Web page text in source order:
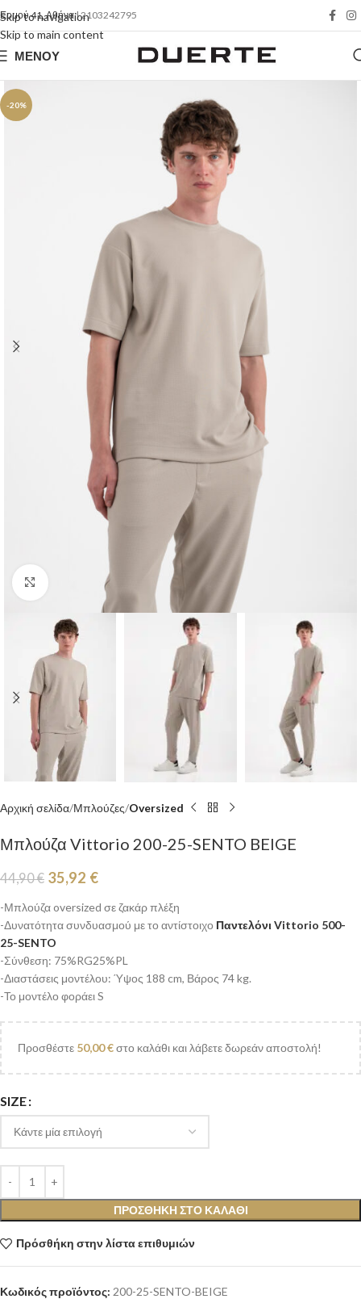
Skip to navigation
Skip to main content
Ερμού 41, Αθήνα| 2103242795
ΜΕΝΟΎ
-20%
Κλικ για μεγέθυνση
Αρχική σελίδα Μπλούζες Oversized
Μπλούζα Vittorio 200-25-SENTO BEIGE
44,90€ 35,92 €
-Μπλούζα oversized σε ζακάρ πλέξη
-Δυνατότητα συνδυασμού με το αντίστοιχο Παντελόνι Vittorio 500-
25-SENTO
-Σύνθεση: 75%RG25%PL
-Διαστάσεις μοντέλου: Ύψος 188 cm, Βάρος 74 kg.
-Το μοντέλο φοράει S
Προσθέστε 50,00€στο καλάθι και λάβετε δωρεάν αποστολή!
SIZE
ΠΡΟΣΘΉΚΗ ΣΤΟ ΚΑΛΆΘΙ
Πρόσθήκη στην λίστα επιθυμιών
Κωδικός προϊόντος: 200-25-SENTO-BEIGE